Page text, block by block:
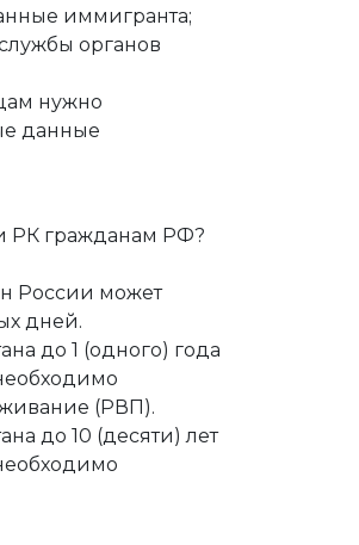
иммигранта;
органов
нужно
данные
РК гражданам РФ?
России может
дней.
до 1 (одного) года
(РВП).
до 10 (десяти) лет